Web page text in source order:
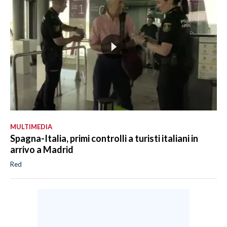
MULTIMEDIA
Spagna-Italia, primi controlli a turisti italiani in
arrivo a Madrid
Red